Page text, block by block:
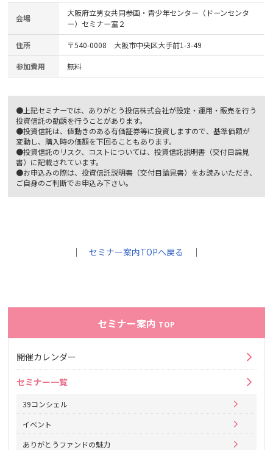
会場
大阪府立男女共同参画・青少年センター（ドーンセンタ
ー）セミナー室２
住所 〒540-0008 大阪市中央区大手前1-3-49
参加費用 無料
●上記セミナーでは、ありがとう投信株式会社が設定・運用・販売を行う
投資信託の勧誘を行うことがあります。
●投資信託は、値動きのある有価証券等に投資しますので、基準価額が
変動し、購入時の価額を下回ることもあります。
●投資信託のリスク、コストについては、投資信託説明書（交付目論見
書）に記載されています。
●お申込みの際は、投資信託説明書（交付目論見書）をお読みいただき、
ご自身のご判断でお申込み下さい。
｜セミナー案内TOPへ戻る ｜
セミナー案内 TOP
開催カレンダー
セミナー一覧
39コンシェル
イベント
ありがとうファンドの魅力